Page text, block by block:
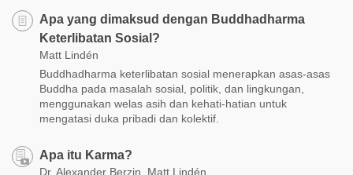
Apa yang dimaksud dengan Buddhadharma
Keterlibatan Sosial?
Matt Lindén
Buddhadharma keterlibatan sosial menerapkan asas-asas
Buddha pada masalah sosial, politik, dan lingkungan,
menggunakan welas asih dan kehati-hatian untuk
mengatasi duka pribadi dan kolektif.
Apa itu Karma?
Dr. Alexander Berzin, Matt Lindén